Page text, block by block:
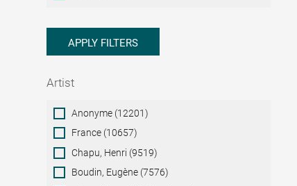
APPLY FILTERS
Artist
ArtistAnonyme (12201)
France (10657)
Chapu, Henri (9519)
Boudin, Eugène (7576)